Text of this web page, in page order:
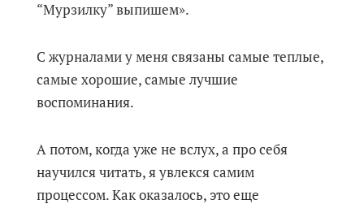
“Мурзилку” выпишем».
С журналами у меня связаны самые теплые,
самые хорошие, самые лучшие
воспоминания.
А потом, когда уже не вслух, а про себя
научился читать, я увлекся самим
процессом. Как оказалось, это еще